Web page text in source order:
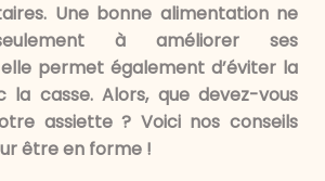
Une bonne alimentation ne
à améliorer ses
permet également d’éviter la
la casse. Alors, que devez-vous
assiette ? Voici nos conseils
être en forme !